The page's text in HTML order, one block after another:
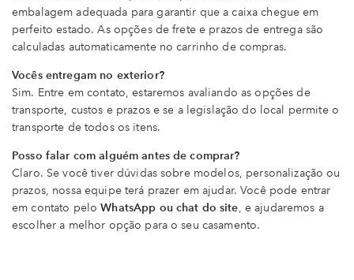
embalagem adequada para garantir que a caixa chegue em
perfeito estado. As opções de frete e prazos de entrega são
calculadas automaticamente no carrinho de compras.
Vocês entregam no exterior?
Sim. Entre em contato, estaremos avaliando as opções de
transporte, custos e prazos e se a legislação do local permite o
transporte de todos os itens.
Posso falar com alguém antes de comprar?
Claro. Se você tiver dúvidas sobre modelos, personalização ou
prazos, nossa equipe terá prazer em ajudar. Você pode entrar
em contato peloWhatsApp ou chat do site, e ajudaremos a
escolher a melhor opção para o seu casamento.